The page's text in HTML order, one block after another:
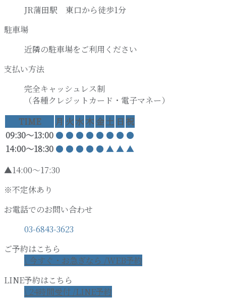
JR蒲田駅 東口から徒歩1分
駐車場
近隣の駐車場をご利用ください
支払い方法
完全キャッシュレス制
（各種クレジットカード・電子マネー）
TIME
月 火水 木 金 土 日 祝
09:30〜13:00 ● ● ● ● ● ● ● ●
14:00〜18:30 ● ● ● ● ● ▲▲▲
▲14:00～17:30
※不定休あり
お電話でのお問い合わせ
03-6843-3623
ご予約はこちら
\ 今すぐ・お急ぎなら /WEB予約
LINE予約はこちら
\ 24時間受付 /LINE予約